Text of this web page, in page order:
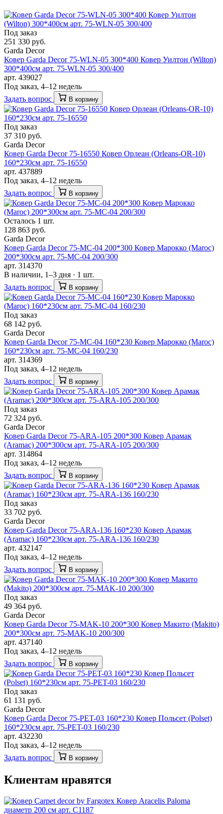
Под заказ
251 330 руб.
Garda Decor
Ковер Garda Decor 75-WLN-05 300*400 Ковер Уилтон (Wilton)
300*400см арт. 75-WLN-05 300/400
арт. 439027
Под заказ, 4–12 недель
Задать вопрос
В корзину
Под заказ
37 310 руб.
Garda Decor
Ковер Garda Decor 75-16550 Ковер Орлеан (Orleans-OR-10)
160*230см арт. 75-16550
арт. 437889
Под заказ, 4–12 недель
Задать вопрос
В корзину
Осталось 1 шт.
128 863 руб.
Garda Decor
Ковер Garda Decor 75-MC-04 200*300 Ковер Марокко (Maroc)
200*300см арт. 75-MC-04 200/300
арт. 314370
В наличии, 1–3 дня · 1 шт.
Задать вопрос
В корзину
Под заказ
68 142 руб.
Garda Decor
Ковер Garda Decor 75-MC-04 160*230 Ковер Марокко (Maroc)
160*230см арт. 75-MC-04 160/230
арт. 314369
Под заказ, 4–12 недель
Задать вопрос
В корзину
Под заказ
72 324 руб.
Garda Decor
Ковер Garda Decor 75-ARA-105 200*300 Ковер Арамак
(Aramac) 200*300см арт. 75-ARA-105 200/300
арт. 314864
Под заказ, 4–12 недель
Задать вопрос
В корзину
Под заказ
33 702 руб.
Garda Decor
Ковер Garda Decor 75-ARA-136 160*230 Ковер Арамак
(Aramac) 160*230см арт. 75-ARA-136 160/230
арт. 432147
Под заказ, 4–12 недель
Задать вопрос
В корзину
Под заказ
49 364 руб.
Garda Decor
Ковер Garda Decor 75-MAK-10 200*300 Ковер Макито (Makito)
200*300см арт. 75-MAK-10 200/300
арт. 437140
Под заказ, 4–12 недель
Задать вопрос
В корзину
Под заказ
61 131 руб.
Garda Decor
Ковер Garda Decor 75-PET-03 160*230 Ковер Польсет (Polset)
160*230см арт. 75-PET-03 160/230
арт. 432230
Под заказ, 4–12 недель
Задать вопрос
В корзину
Клиентам нравятся